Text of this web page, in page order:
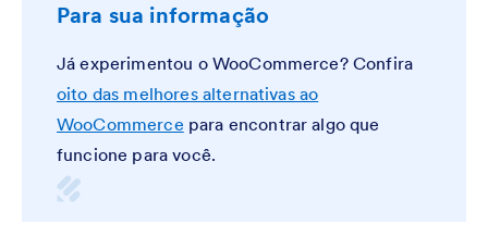
Para sua informação
Já experimentou o WooCommerce? Confira
oito das melhores alternativas ao
WooCommerce para encontrar algo que
funcione para você.